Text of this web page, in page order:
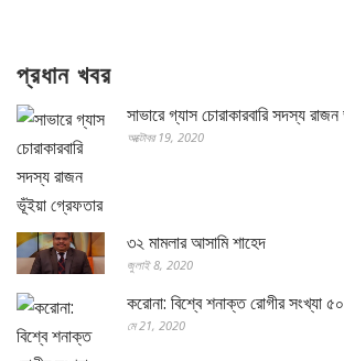
প্রধান খবর
সাভারে গ্যাস চোরাকারবারি সদস্য
অক্টোবর 19, 2020
৩২ মামলার আসামি শাহেদ
জুলাই 8, 2020
করোনা: বিশ্বে শনাক্ত রোগীর সংখ্যা
মে 21, 2020